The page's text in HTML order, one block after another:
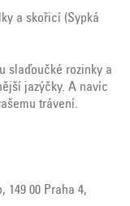
a skořicí (Sypká
slaďoučké rozinky a
jazýčky. A navíc
trávení.
149 00 Praha 4,